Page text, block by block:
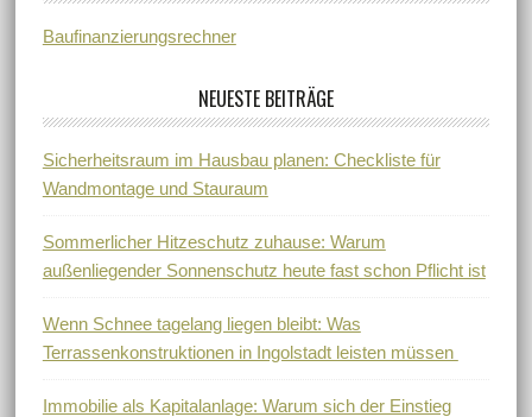
Baufinanzierungsrechner
NEUESTE BEITRÄGE
Sicherheitsraum im Hausbau planen: Checkliste für
Wandmontage und Stauraum
Sommerlicher Hitzeschutz zuhause: Warum
außenliegender Sonnenschutz heute fast schon Pflicht ist
Wenn Schnee tagelang liegen bleibt: Was
Terrassenkonstruktionen in Ingolstadt leisten müssen
Immobilie als Kapitalanlage: Warum sich der Einstieg